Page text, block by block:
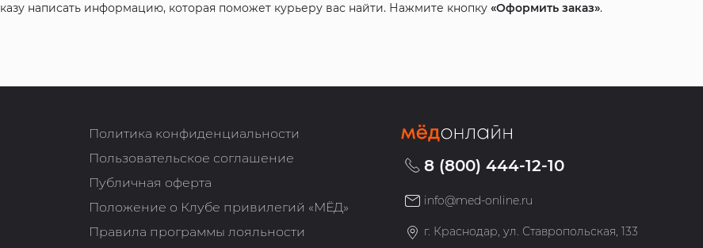
написать информацию, которая поможет курьеру вас найти. Нажмите кнопку«Оформить заказ».
Политика конфиденциальности
Пользовательское соглашение
Публичная оферта
Положение о Клубе привилегий «МЁД»
Правила программы лояльности
8 (800) 444-12-10
info@med-online.ru
г. Краснодар, ул. Ставропольская, 133